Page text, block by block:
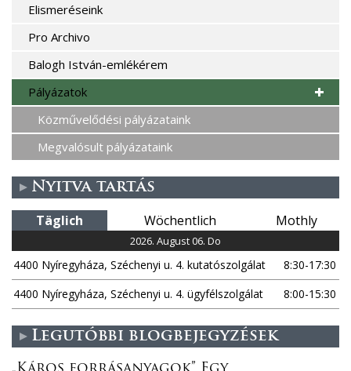
Elismeréseink
Pro Archivo
Balogh István-emlékérem
Pályázatok
Közművelődési pályázataink
Megvalósult pályázataink
Nyitva tartás
Täglich Wöchentlich Mothly
2026. August 06. Do
4400 Nyíregyháza, Széchenyi u. 4. kutatószolgálat
8:30-17:30
4400 Nyíregyháza, Széchenyi u. 4. ügyfélszolgálat
8:00-15:30
Legutóbbi blogbejegyzések